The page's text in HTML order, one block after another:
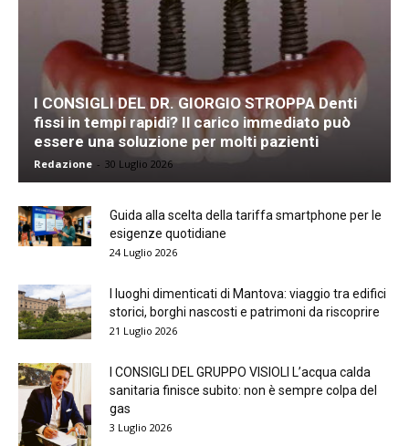
I CONSIGLI DEL DR. GIORGIO STROPPA Denti
fissi in tempi rapidi? Il carico immediato può
essere una soluzione per molti pazienti
Redazione - 30 Luglio 2026
Guida alla scelta della tariffa smartphone per le
esigenze quotidiane
24 Luglio 2026
I luoghi dimenticati di Mantova: viaggio tra edifici
storici, borghi nascosti e patrimoni da riscoprire
21 Luglio 2026
I CONSIGLI DEL GRUPPO VISIOLI L’acqua calda
sanitaria finisce subito: non è sempre colpa del
gas
3 Luglio 2026